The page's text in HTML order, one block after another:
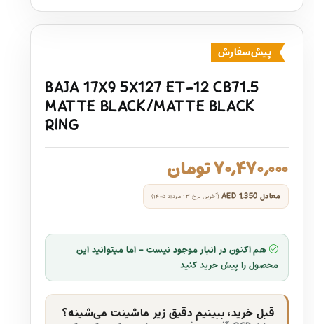
پیش‌سفارش
BAJA 17X9 5X127 ET-12 CB71.5
MATTE BLACK/MATTE BLACK
RING
۷۰,۴۷۰,۰۰۰تومان
معادل AED 1,350 (آخرین نرخ ۱۳ مرداد ۱۴۰۵)
هم اکنون در انبار موجود نیست - اما میتوانید این
محصول را پیش خرید کنید
قبل خرید، ببینیم دقیق زیر ماشینت می‌شینه؟